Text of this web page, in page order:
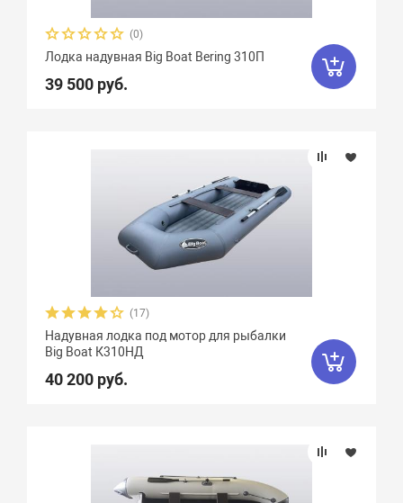
(0)
Лодка надувная Big Boat Bering 310П
39 500 руб.
(17)
Надувная лодка под мотор для рыбалки
Big Boat К310НД
40 200 руб.